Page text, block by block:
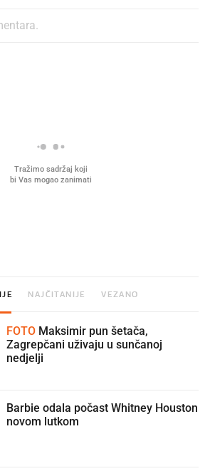
NAJČITANIJE VEZANO
FOTO
Zagrepčani uživaju u sunčanoj
nedjelji
Barbie odala počast Whitney Houston
novom lutkom